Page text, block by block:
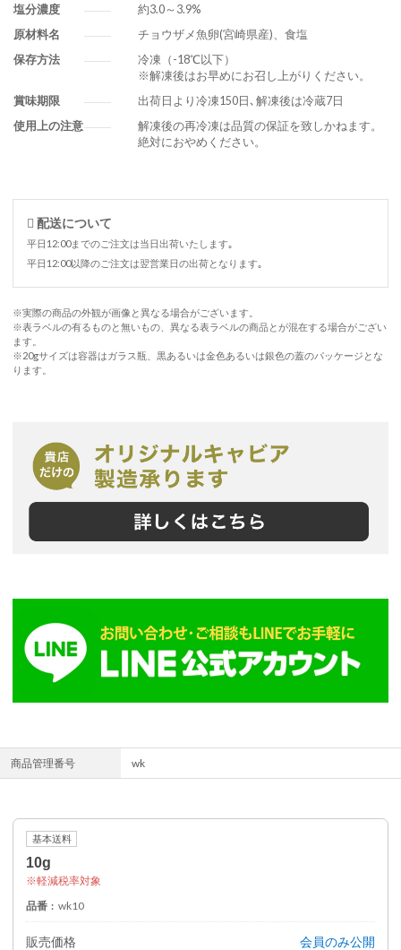
塩分濃度
約3.0～3.9%
原材料名
チョウザメ魚卵(宮崎県産)、食塩
保存方法
冷凍（-18℃以下）
※解凍後はお早めにお召し上がりください。
賞味期限
出荷日より冷凍150日､解凍後は冷蔵7日
使用上の注意
解凍後の再冷凍は品質の保証を致しかねます。
絶対におやめください。
配送について
平日12:00までのご注文は当日出荷いたします｡
平日12:00以降のご注文は翌営業日の出荷となります｡
※実際の商品の外観が画像と異なる場合がございます。
※表ラベルの有るものと無いもの、異なる表ラベルの商品とが混在する場合がござい
ます。
※20gサイズは容器はガラス瓶、黒あるいは金色あるいは銀色の蓋のパッケージとな
ります。
商品管理番号 wk
基本送料
10g
軽減税率対象
品番
wk10
販売価格 会員のみ公開